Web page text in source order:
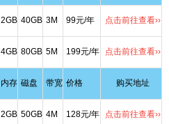
2GB 40GB 3M 99元/年 点击前往查看››
4GB 80GB 5M 199元/年 点击前往查看››
内存 磁盘 带宽 价格 购买地址
2GB 50GB 4M 128元/年 点击前往查看››